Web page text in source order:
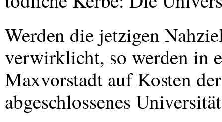
Werden die jetzigen
verwirklicht, so werden in
Maxvorstadt auf Kosten
abgeschlossenes